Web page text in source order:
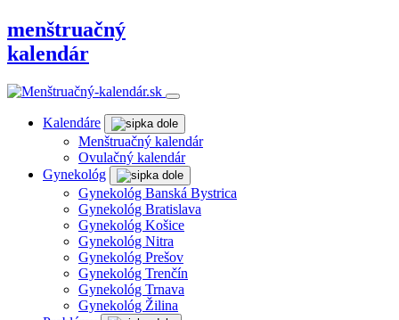
menštruačný
kalendár
Kalendáre
Menštruačný kalendár
Ovulačný kalendár
Gynekológ
Gynekológ Banská Bystrica
Gynekológ Bratislava
Gynekológ Košice
Gynekológ Nitra
Gynekológ Prešov
Gynekológ Trenčín
Gynekológ Trnava
Gynekológ Žilina